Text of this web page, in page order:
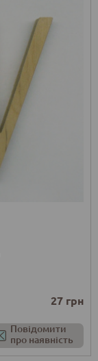
27 грн
Повідомити
про наявність